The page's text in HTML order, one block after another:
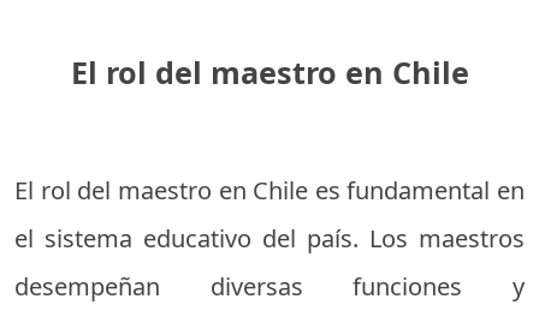
El rol del maestro en Chile
El rol del maestro en Chile es fundamental en
el sistema educativo del país. Los maestros
desempeñan diversas funciones y